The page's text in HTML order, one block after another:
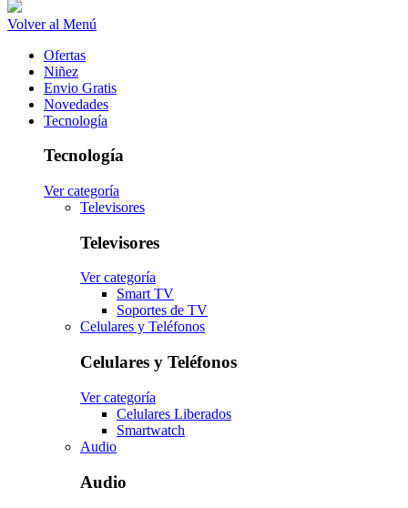
Volver al Menú
Ofertas
Niñez
Envio Gratis
Novedades
Tecnología
Tecnología
Ver categoría
Televisores
Televisores
Ver categoría
Smart TV
Soportes de TV
Celulares y Teléfonos
Celulares y Teléfonos
Ver categoría
Celulares Liberados
Smartwatch
Audio
Audio